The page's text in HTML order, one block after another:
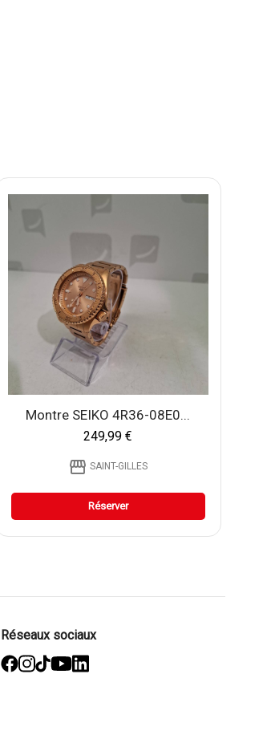
Montre SEIKO 4R36-08E0...
249,99 €
storefront SAINT-GILLES
Réserver
Réseaux sociaux
facebook
Instagram
TikTokYouTube
Linked